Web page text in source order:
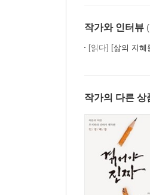
작가와 인터뷰
[읽다] [삶의 지혜를 구하다
작가의 다른 상